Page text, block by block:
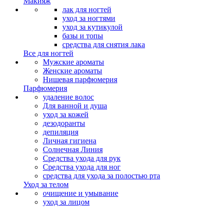
лак для ногтей
уход за ногтями
уход за кутикулой
базы и топы
средства для снятия лака
Все для ногтей
Мужские ароматы
Женские ароматы
Нишевая парфюмерия
Парфюмерия
удаление волос
Для ванной и душа
уход за кожей
дезодоранты
депиляция
Личная гигиена
Солнечная Линия
Средства ухода для рук
Средства ухода для ног
средства для ухода за полостью рта
Уход за телом
очищение и умывание
уход за лицом